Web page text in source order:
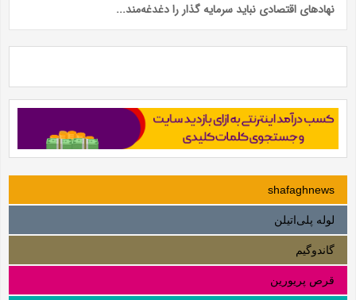
نهاد‌های اقتصادی نباید سرمایه گذار را دغدغه‌مند...
shafaghnews
لوله‌ پلی‌اتیلن
گاندوگیم
قرص پریورین